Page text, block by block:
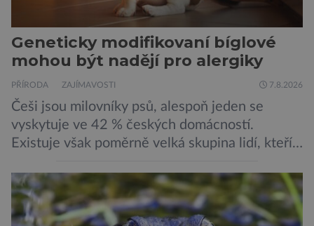
Geneticky modifikovaní bíglové
mohou být nadějí pro alergiky
PŘÍRODA ZAJÍMAVOSTI 7.8.2026
Češi jsou milovníky psů, alespoň jeden se
vyskytuje ve 42 % českých domácností.
Existuje však poměrně velká skupina lidí, kteří
jsou alergičtí. Jejich imunitní systém
přecitlivěle reaguje na proteiny obsažené v
psích slinách, potu, moči a šupinkách kůže,